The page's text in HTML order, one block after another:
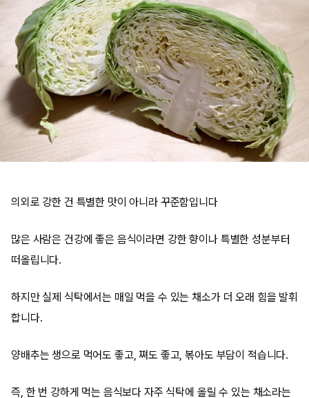
의외로 강한 건 특별한 맛이 아니라 꾸준함입니다
많은 사람은 건강에 좋은 음식이라면 강한 향이나 특별한 성분부터
떠올립니다.
하지만 실제 식탁에서는 매일 먹을 수 있는 채소가 더 오래 힘을 발휘
합니다.
양배추는 생으로 먹어도 좋고, 쪄도 좋고, 볶아도 부담이 적습니다.
즉, 한 번 강하게 먹는 음식보다 자주 식탁에 올릴 수 있는 채소라는